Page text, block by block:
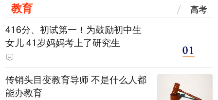
教育 高考
416分、初试第一！为鼓励初中生
女儿 41岁妈妈考上了研究生
传销头目变教育导师 不是什么人都
能办教育